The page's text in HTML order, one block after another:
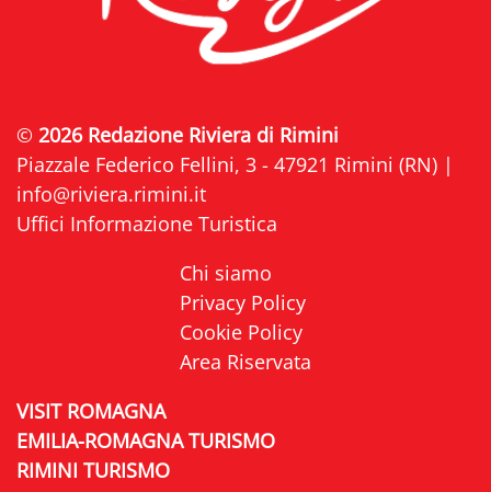
© 2026 Redazione Riviera di Rimini
Piazzale Federico Fellini, 3 - 47921 Rimini (RN) |
info@riviera.rimini.it
Uffici Informazione Turistica
Chi siamo
Privacy Policy
Cookie Policy
Area Riservata
VISIT ROMAGNA
EMILIA-ROMAGNA TURISMO
RIMINI TURISMO